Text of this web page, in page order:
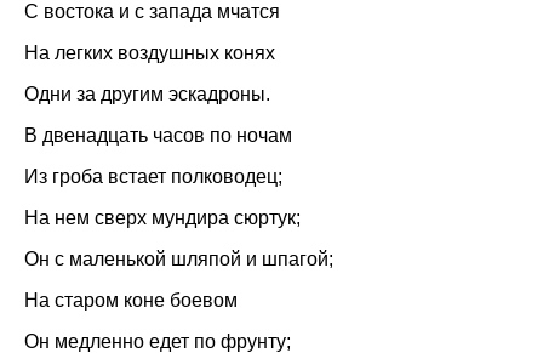
С востока и с запада мчатся
На легких воздушных конях
Одни за другим эскадроны.
В двенадцать часов по ночам
Из гроба встает полководец;
На нем сверх мундира сюртук;
Он с маленькой шляпой и шпагой;
На старом коне боевом
Он медленно едет по фрунту;